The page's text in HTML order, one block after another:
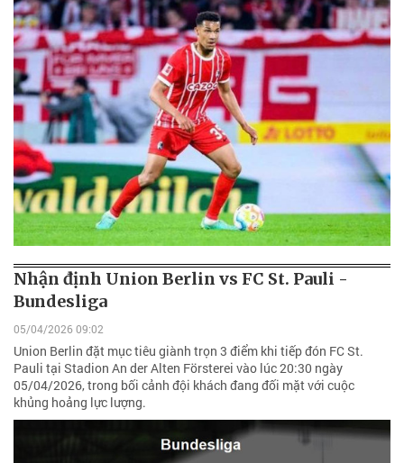
Nhận định Union Berlin vs FC St. Pauli -
Bundesliga
05/04/2026 09:02
Union Berlin đặt mục tiêu giành trọn 3 điểm khi tiếp đón FC St.
Pauli tại Stadion An der Alten Försterei vào lúc 20:30 ngày
05/04/2026, trong bối cảnh đội khách đang đối mặt với cuộc
khủng hoảng lực lượng.